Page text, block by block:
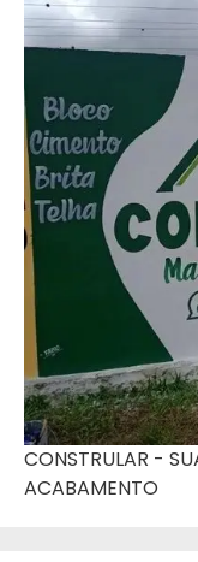
CONSTRULAR -
ACABAMENTO